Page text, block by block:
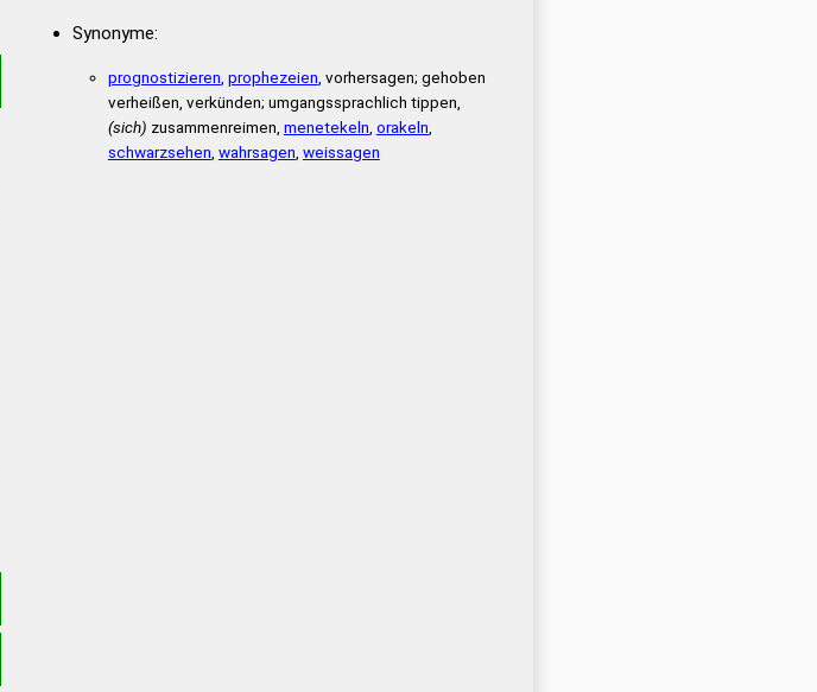
Synonyme:
prognostizieren prophezeien , vorhersagen; gehoben
verheißen, verkünden; umgangssprachlich tippen,
(sich) zusammenreimen, menetekeln orakeln
schwarzsehen wahrsagen weissagen